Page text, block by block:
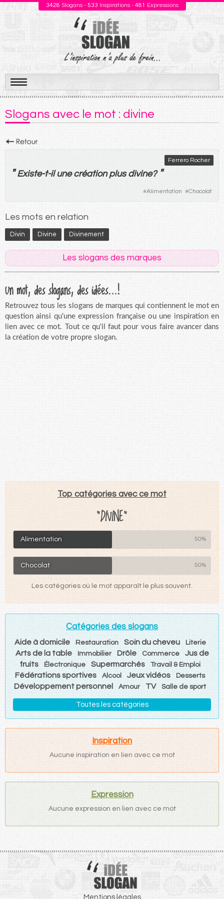
3428 Slogans - 533 Inspirations - 481 Expressions
Aller
au
contenu
Slogans avec le mot : divine
Ferrero Rocher
" Existe-t-il une création plus divine? "
#Alimentation #Chocolat
Les mots en relation
Divin Divine Divinement
Les slogans des marques
Un mot, des slogans, des idées...!
Retrouvez tous les slogans de marques qui contiennent le mot en
question ainsi qu'une expression française ou une inspiration en
lien avec ce mot. Tout ce qu'il faut pour vous faire avancer dans
la création de votre propre slogan.
Top catégories avec ce mot
"DIVINE"
Alimentation 50%
Chocolat 50%
Les catégories où le mot apparaît le plus souvent.
Catégories des slogans
Aide à domicile Restauration Soin du cheveu Literie
Arts de la table Immobilier Drôle Commerce
Jus de
fruits
Électronique Supermarchés Travail & Emploi
Fédérations sportives Alcool Jeux vidéos Desserts
Développement personnel Amour TV Salle de sport
Toutes les catégories
Inspiration
Aucune inspiration en lien avec ce mot
Expression
Aucune expression en lien avec ce mot
Mentions légales